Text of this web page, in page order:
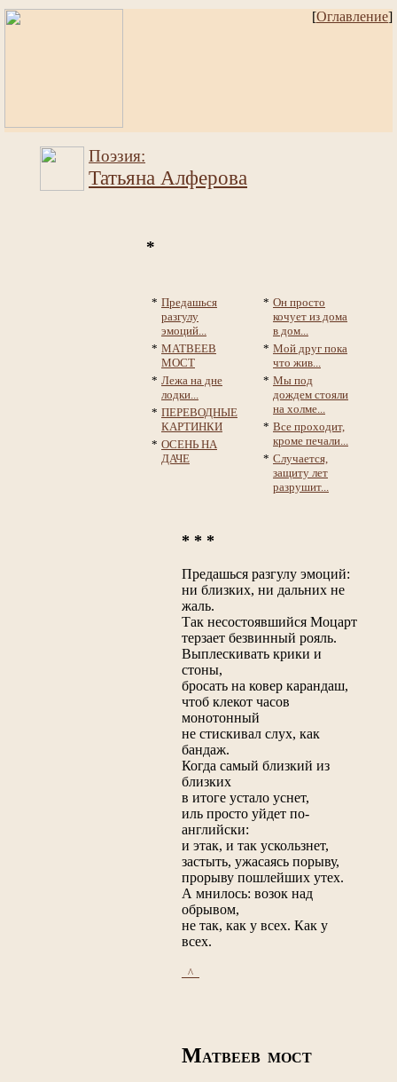
[Оглавление]
Поэзия:
Татьяна Алферова
*
* Предашься
разгулу
эмоций...
* МАТВЕЕВ
МОСТ
* Лежа на дне
лодки...
* ПЕРЕВОДНЫЕ
КАРТИНКИ
* ОСЕНЬ НА
ДАЧЕ
* Он просто
кочует из дома
в дом...
* Мой друг пока
что жив...
* Мы под
дождем стояли
на холме...
* Все проходит,
кроме печали...
* Случается,
защиту лет
разрушит...
* * *
Предашься разгулу эмоций:
ни близких, ни дальних не
жаль.
Так несостоявшийся Моцарт
терзает безвинный рояль.
Выплескивать крики и
стоны,
бросать на ковер карандаш,
чтоб клекот часов
монотонный
не стискивал слух, как
бандаж.
Когда самый близкий из
близких
в итоге устало уснет,
иль просто уйдет по-
английски:
и этак, и так ускользнет,
застыть, ужасаясь порыву,
прорыву пошлейших утех.
А мнилось: возок над
обрывом,
не так, как у всех. Как у
всех.
_^_
МАТВЕЕВ МОСТ